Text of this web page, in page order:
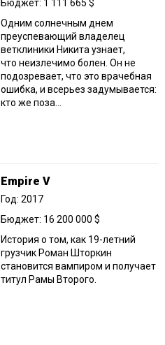
Бюджет: 1 111 665 $
Одним солнечным днем
преуспевающий владелец
ветклиники Никита узнает,
что неизлечимо болен. Он не
подозревает, что это врачебная
ошибка, и всерьез задумывается:
кто же поза...
Empire V
Год: 2017
Бюджет: 16 200 000 $
История о том, как 19-летний
грузчик Роман Шторкин
становится вампиром и получает
титул Рамы Второго.